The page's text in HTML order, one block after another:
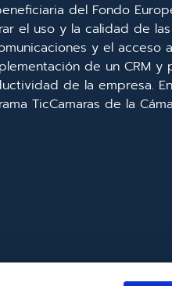
del Fondo
el uso y la calidad de
y el acceso
de un CRM y
de la empresa.
TicCamaras de la